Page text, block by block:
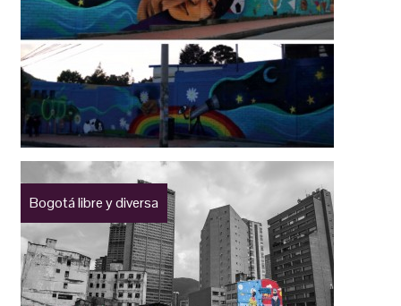
Bogotá libre y diversa